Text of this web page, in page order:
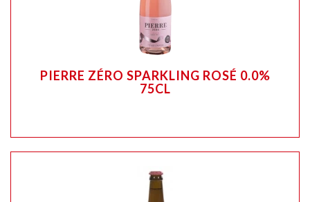
PIERRE ZÉRO SPARKLING ROSÉ 0.0%
75CL